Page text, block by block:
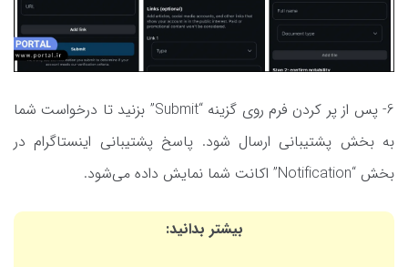
6- پس از پر کردن فرم روی گزینه “Submit” بزنید تا درخواست شما
به بخش پشتیبانی ارسال شود. پاسخ پشتیبانی اینستاگرام در
بخش “Notification” اکانت شما نمایش داده می‌شود.
بیشتر بدانید: